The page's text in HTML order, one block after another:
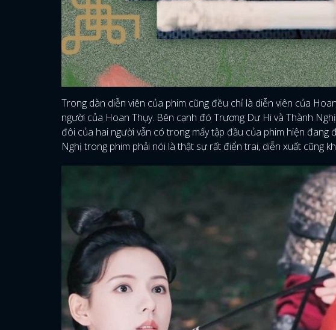
Trong dàn diễn viên của phim cũng đều chỉ là diễn viên của
người của Hoan Thụy. Bên cạnh đó Trương Dư Hi và Thành
đôi của hai người vẫn có trong mấy tập đầu của phim hiện đang
Nghị trong phim phải nói là thật sự rất điển trai, diễn xuất cũng